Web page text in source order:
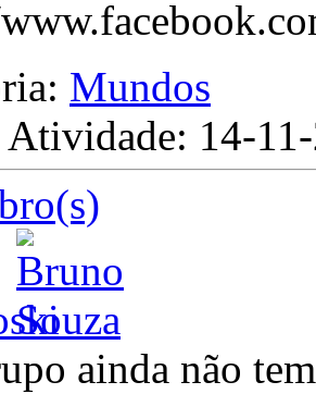
Mundos
14-
ainda não